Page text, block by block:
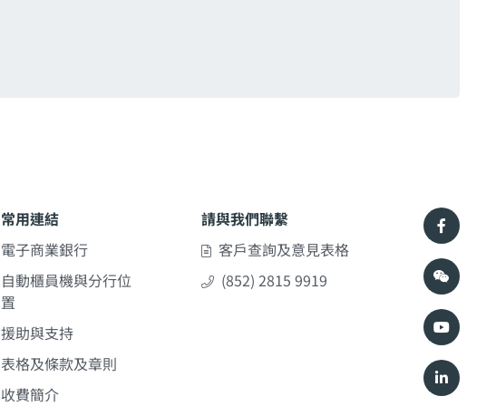
常用連結
電子商業銀行
自動櫃員機與分行位
置
援助與支持
表格及條款及章則
收費簡介
請與我們聯繫
客戶查詢及意見表格
(852) 2815 9919